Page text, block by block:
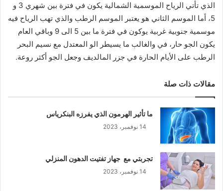
الذي تأتي الرياح الموسمية الشمالية يكون في فترة بين شهري 3 و
5، أما الموسم الثاني هو يعتبر الموسم الرطب والذي تهب الرياح فيه
موسمية جنوبية غربية يوكون في فترة ما بين 5 الى 9 وباقي العام
يكون الجو حار، في والغالب ما يسيطر الو المعتدل مع نسيم البحر
الرطب على الأيام الحارة في جزر المالديف وجعل الجو أكثر روعة.
مقالات ذات صلة
ما تأثير الهرمون الذي يفرزه البنكرياس
14 نوفمبر، 2023
تجربتي مع جهاز تفتيت الدهون المنزلي
14 نوفمبر، 2023